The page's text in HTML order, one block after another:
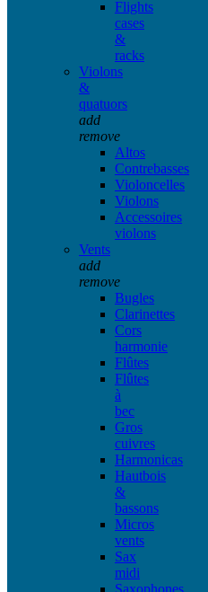
Flights
cases
&
racks
Violons
&
quatuors
add
remove
Altos
Contrebasses
Violoncelles
Violons
Accessoires
violons
Vents
add
remove
Bugles
Clarinettes
Cors
harmonie
Flûtes
Flûtes
à
bec
Gros
cuivres
Harmonicas
Hautbois
&
bassons
Micros
vents
Sax
midi
Saxophones